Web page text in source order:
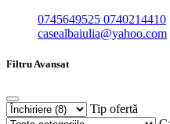
0745649525 0740214410
casealbaiulia@yahoo.com
Filtru Avansat
Tip ofertă